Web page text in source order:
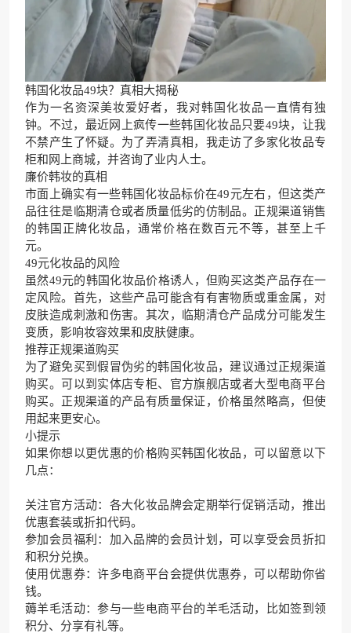
韩国化妆品49块？真相大揭秘
作为一名资深美妆爱好者，我对韩国化妆品一直情有独
钟。不过，最近网上疯传一些韩国化妆品只要49块，让我
不禁产生了怀疑。为了弄清真相，我走访了多家化妆品专
柜和网上商城，并咨询了业内人士。
廉价韩妆的真相
市面上确实有一些韩国化妆品标价在49元左右，但这类产
品往往是临期清仓或者质量低劣的仿制品。正规渠道销售
的韩国正牌化妆品，通常价格在数百元不等，甚至上千
元。
49元化妆品的风险
虽然49元的韩国化妆品价格诱人，但购买这类产品存在一
定风险。首先，这些产品可能含有有害物质或重金属，对
皮肤造成刺激和伤害。其次，临期清仓产品成分可能发生
变质，影响妆容效果和皮肤健康。
推荐正规渠道购买
为了避免买到假冒伪劣的韩国化妆品，建议通过正规渠道
购买。可以到实体店专柜、官方旗舰店或者大型电商平台
购买。正规渠道的产品有质量保证，价格虽然略高，但使
用起来更安心。
小提示
如果你想以更优惠的价格购买韩国化妆品，可以留意以下
几点：
关注官方活动：各大化妆品牌会定期举行促销活动，推出
优惠套装或折扣代码。
参加会员福利：加入品牌的会员计划，可以享受会员折扣
和积分兑换。
使用优惠券：许多电商平台会提供优惠券，可以帮助你省
钱。
薅羊毛活动：参与一些电商平台的羊毛活动，比如签到领
积分、分享有礼等。